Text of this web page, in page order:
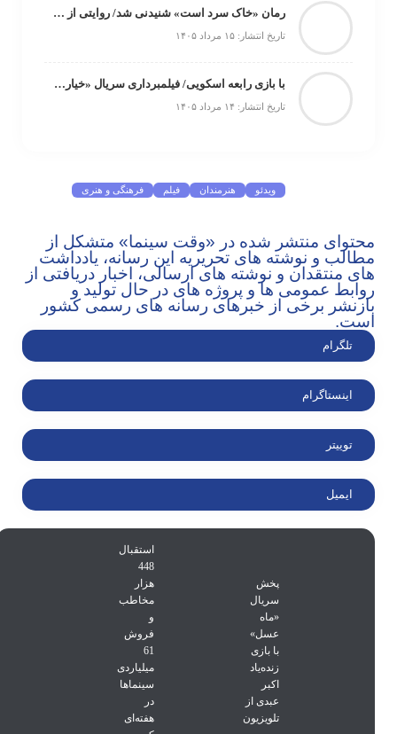
رمان «خاک سرد است» شنیدنی شد/ روایتی از گیلان با صدای فیاض زاهد نویسنده کتاب
تاریخ انتشار: ۱۵ مرداد ۱۴۰۵
با بازی رابعه اسکویی/ فیلمبرداری سریال «خیارشور» در قم آغاز شد
تاریخ انتشار: ۱۴ مرداد ۱۴۰۵
ویدئو هنرمندان فیلم
فرهنگی و هنری
اسلایدر اصلی
اجتماعی
محتوای منتشر شده در «وقت سینما» متشکل از
مطالب و نوشته های تحریریه این رسانه، یادداشت
های منتقدان و نوشته های ارسالی، اخبار دریافتی از
روابط عمومی ها و پروژه های در حال تولید و
بازنشر برخی از خبرهای رسانه های رسمی کشور
است.
تلگرام
اینستاگرام
توییتر
ایمیل
پخش
سریال
«ماه
عسل»
با بازی
زنده‌یاد
اکبر
عبدی از
تلویزیون
استقبال
448
هزار
مخاطب
فروش
61
میلیاردی
سینماها
در
هفته‌ای